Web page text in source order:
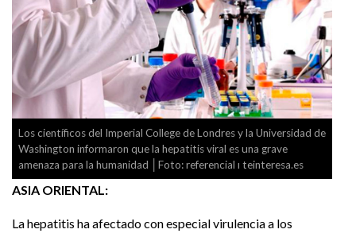
Los científicos del Imperial College de Londres y la Universidad de
Washington informaron que la hepatitis viral es una grave
amenaza para la humanidad │Foto: referencial ı teinteresa.es
ASIA ORIENTAL:
La hepatitis ha afectado con especial virulencia a los